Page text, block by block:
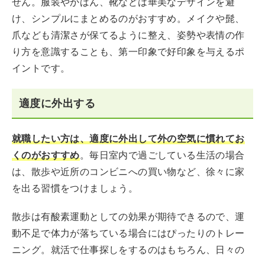
け、シンプルにまとめるのがおすすめ。メイクや髭、
爪なども清潔さが保てるように整え、姿勢や表情の作
り方を意識することも、第一印象で好印象を与えるポ
イントです。
適度に外出する
就職したい方は、適度に外出して外の空気に慣れてお
くのがおすすめ。毎日室内で過ごしている生活の場合
は、散歩や近所のコンビニへの買い物など、徐々に家
を出る習慣をつけましょう。
散歩は有酸素運動としての効果が期待できるので、運
動不足で体力が落ちている場合にはぴったりのトレー
ニング。就活で仕事探しをするのはもちろん、日々の